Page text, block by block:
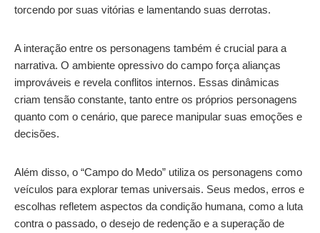
torcendo por suas vitórias e lamentando suas derrotas.
A interação entre os personagens também é crucial para a
narrativa. O ambiente opressivo do campo força alianças
improváveis e revela conflitos internos. Essas dinâmicas
criam tensão constante, tanto entre os próprios personagens
quanto com o cenário, que parece manipular suas emoções e
decisões.
Além disso, o “Campo do Medo” utiliza os personagens como
veículos para explorar temas universais. Seus medos, erros e
escolhas refletem aspectos da condição humana, como a luta
contra o passado, o desejo de redenção e a superação de